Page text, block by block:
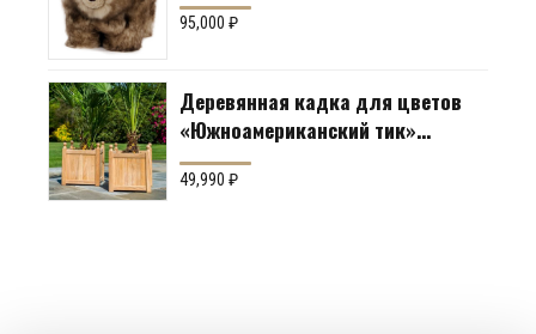
95,000₽
Деревянная кадка для цветов
«Южноамериканский тик»
Производство: Англия
49,990₽